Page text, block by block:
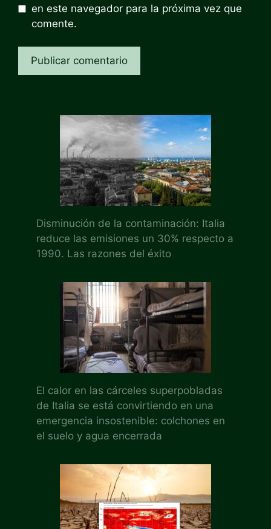
en este navegador para la próxima vez que
comente.
Disminución de la contaminación: Italia
reduce las emisiones un 30% respecto a
1990. Las razones del éxito
El calor en las cárceles superpobladas
de Italia se está convirtiendo en una
emergencia insostenible: colchones en
el suelo y agua encerrada